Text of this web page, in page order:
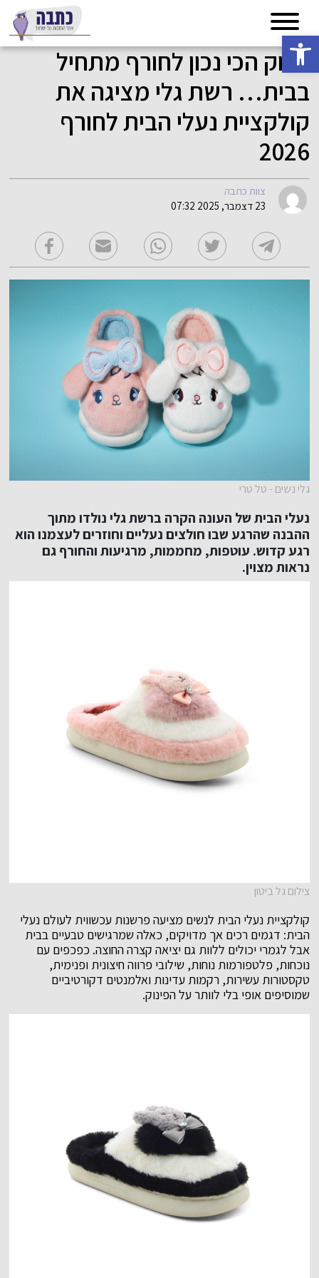
פתח סרגל נגישות
הלוק הכי נכון לחורף מתחיל
בבית… רשת גלי מציגה את
קולקציית נעלי הבית לחורף
2026
צוות כתבה
23 דצמבר, 2025 07:32
גלי נשים - טל טרי
נעלי הבית של העונה הקרה ברשת גלינולדו מתוך
ההבנה שהרגע שבו חולצים נעליים וחוזרים לעצמנו הוא
רגע קדוש. עוטפות, מחממות, מרגיעות והחורף גם
נראות מצוין.
צילום גל ביטון
קולקציית נעלי הבית לנשים מציעה פרשנות עכשווית לעולם נעלי
הבית: דגמים רכים אך מדויקים, כאלה שמרגישים טבעיים בבית
אבל לגמרי יכולים ללוות גם יציאה קצרה החוצה. כפכפים עם
נוכחות, פלטפורמות נוחות, שילובי פרווה חיצונית ופנימית,
טקסטורות עשירות, רקמות עדינות ואלמנטים דקורטיביים
שמוסיפים אופי בלי לוותר על הפינוק.